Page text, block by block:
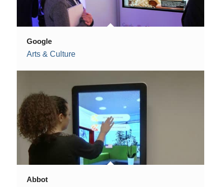
Google
Arts & Culture
Abbot